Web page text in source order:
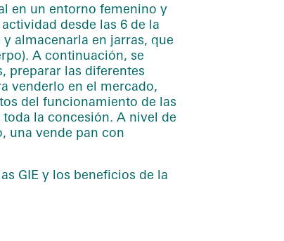
en un entorno femenino y
desde las 6 de la
almacenarla en jarras, que
A continuación, se
preparar las diferentes
venderlo en el mercado,
del funcionamiento de las
la concesión. A nivel de
una vende pan con
GIE y los beneficios de la